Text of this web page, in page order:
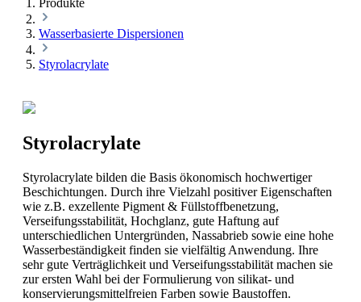
Wasserbasierte Dispersionen
Styrolacrylate
Styrolacrylate
Styrolacrylate bilden die Basis ökonomisch hochwertiger
Beschichtungen. Durch ihre Vielzahl positiver Eigenschaften
wie z.B. exzellente Pigment & Füllstoffbenetzung,
Verseifungsstabilität, Hochglanz, gute Haftung auf
unterschiedlichen Untergründen, Nassabrieb sowie eine hohe
Wasserbeständigkeit finden sie vielfältig Anwendung. Ihre
sehr gute Verträglichkeit und Verseifungsstabilität machen sie
zur ersten Wahl bei der Formulierung von silikat- und
konservierungsmittelfreien Farben sowie Baustoffen.